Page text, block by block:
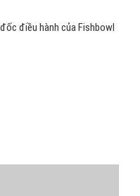
điều hành của Fishbowl